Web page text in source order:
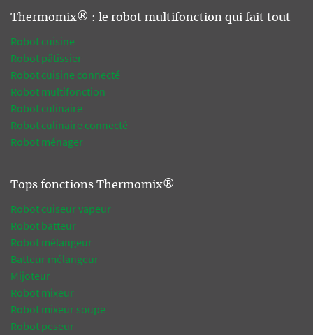
Thermomix® : le robot multifonction qui fait tout
Robot cuisine
Robot pâtissier
Robot cuisine connecté
Robot multifonction
Robot culinaire
Robot culinaire connecté
Robot ménager
Tops fonctions Thermomix®
Robot cuiseur vapeur
Robot batteur
Robot mélangeur
Batteur mélangeur
Mijoteur
Robot mixeur
Robot mixeur soupe
Robot peseur